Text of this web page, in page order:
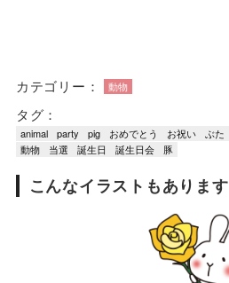
カテゴリー： 動物
タグ：
animal party pig おめでとう お祝い ぶた
動物
当選 誕生日 誕生日会 豚
こんなイラストもあります